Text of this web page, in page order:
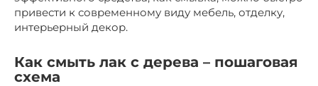
привести к современному виду мебель, отделку,
интерьерный декор.
Как смыть лак с дерева – пошаговая
схема